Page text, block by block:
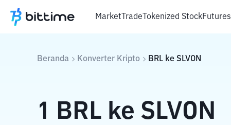
MarketTradeTokenized StockFutures
Beranda Konverter Kripto BRL ke SLVON
1 BRL ke SLVON